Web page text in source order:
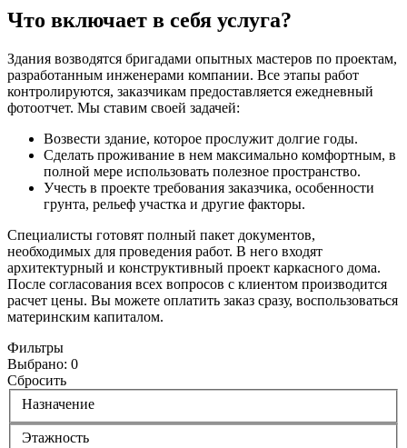
Что включает в себя услуга?
Здания возводятся бригадами опытных мастеров по проектам,
разработанным инженерами компании. Все этапы работ
контролируются, заказчикам предоставляется ежедневный
фотоотчет. Мы ставим своей задачей:
Возвести здание, которое прослужит долгие годы.
Сделать проживание в нем максимально комфортным, в
полной мере использовать полезное пространство.
Учесть в проекте требования заказчика, особенности
грунта, рельеф участка и другие факторы.
Специалисты готовят полный пакет документов,
необходимых для проведения работ. В него входят
архитектурный и конструктивный проект каркасного дома.
После согласования всех вопросов с клиентом производится
расчет цены. Вы можете оплатить заказ сразу, воспользоваться
материнским капиталом.
Фильтры
Выбрано: 0
Сбросить
Назначение
Этажность